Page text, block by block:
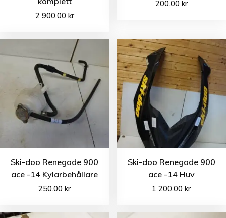
2 900.00 kr
200.00 kr
Ski-doo Renegade 900
ace -14 Kylarbehållare
250.00kr
Ski-doo Renegade 900
ace -14 Huv
1 200.00kr